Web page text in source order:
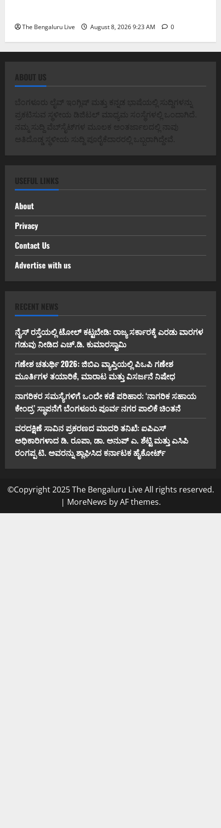
The Bengaluru Live August 8, 2026 9:23 AM 0
ABOUT US
ಬೆಂಗಳೂರು ಲೈವ್ ಇಂಗ್ಲಿಷ್ ಮತ್ತು ಕನ್ನಡ ಭಾಷೆಯಲ್ಲಿ ಸುದ್ದಿಗಳನ್ನು
ಪ್ರಕಟಿಸುವ ಸ್ಥಳೀಯ ಡಿಜಿಟಲ್ ಮಾಧ್ಯಮ ಸಂಸ್ಥೆಗಳಲ್ಲಿ ಒಂದಾಗಿದೆ.
ನಮ್ಮ ಸುದ್ದಿ ವೆಬ್‌ಸೈಟ್‌ಗಳ ಮೂಲಕ ಅಂತರ್ಜಾಲದಲ್ಲಿ ನಾವು
ಅತಿದೊಡ್ಡ ಸ್ಥಳೀಯ ಸುದ್ದಿ ಪೂರೈಕೆದಾರರಲ್ಲಿ ಒಬ್ಬರಾಗಿದ್ದೇವೆ.
USEFUL LINKS
About
Privacy
Contact Us
Advertise with us
RECENT NEWS
ನೈಸ್ ರಸ್ತೆಯಲ್ಲಿ ಟೋಲ್ ಕಟ್ಟಬೇಡಿ: ರಾಜ್ಯ ಸರ್ಕಾರಕ್ಕೆ ಎರಡು ವಾರಗಳ
ಗಡುವು ನೀಡಿದ ಎಚ್.ಡಿ. ಕುಮಾರಸ್ವಾಮಿ
ಗಣೇಶ ಚತುರ್ಥಿ 2026: ಜಿಬಿಎ ವ್ಯಾಪ್ತಿಯಲ್ಲಿ ಪಿಒಪಿ ಗಣೇಶ
ಮೂರ್ತಿಗಳ ತಯಾರಿಕೆ, ಮಾರಾಟ ಮತ್ತು ವಿಸರ್ಜನೆ ನಿಷೇಧ
ನಾಗರಿಕರ ಸಮಸ್ಯೆಗಳಿಗೆ ಒಂದೇ ಕಡೆ ಪರಿಹಾರ: ‘ನಾಗರಿಕ ಸಹಾಯ
ಕೇಂದ್ರ’ ಸ್ಥಾಪನೆಗೆ ಬೆಂಗಳೂರು ಪೂರ್ವ ನಗರ ಪಾಲಿಕೆ ಚಿಂತನೆ
ವರದಕ್ಷಿಣೆ ಸಾವಿನ ಪ್ರಕರಣದ ಮಾದರಿ ತನಿಖೆ: ಐಪಿಎಸ್
ಅಧಿಕಾರಿಗಳಾದ ಡಿ. ರೂಪಾ, ಡಾ. ಅನುಪ್ ಎ. ಶೆಟ್ಟಿ ಮತ್ತು ಎಸಿಪಿ
ರಂಗಪ್ಪ ಟಿ. ಅವರನ್ನು ಶ್ಲಾಘಿಸಿದ ಕರ್ನಾಟಕ ಹೈಕೋರ್ಟ್
©Copyright 2025 The Bengaluru Live All rights reserved.
| MoreNews by AF themes.